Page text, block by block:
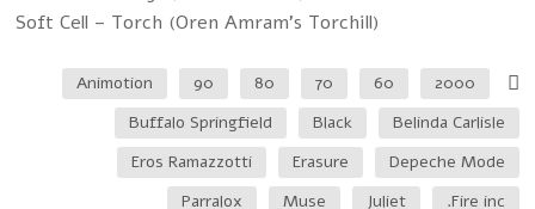
Soft Cell – Torch (Oren Amram’s Torchill)
2000
60
70
80
90
Animotion
Belinda Carlisle
Black
Buffalo Springfield
Depeche Mode
Erasure
Eros Ramazzotti
Fire inc.
Juliet
Muse
Parralox